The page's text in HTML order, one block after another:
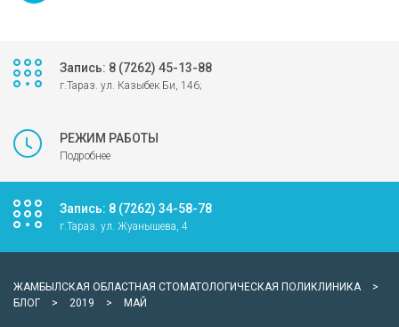
Запись: 8 (7262) 45-13-88
г.Тараз. ул. Казыбек Би, 146;
РЕЖИМ РАБОТЫ
Подробнее
Запись: 8 (7262) 34-58-78
г.Тараз. ул. Жуанышева, 4
ЖАМБЫЛСКАЯ ОБЛАСТНАЯ СТОМАТОЛОГИЧЕСКАЯ ПОЛИКЛИНИКА
>
БЛОГ
> 2019 > МАЙ